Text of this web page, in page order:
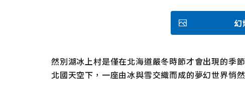
然別湖冰上村是僅在北海道嚴冬時節才會出現的季
北國天空下，一座由冰與雪交織而成的夢幻世界悄
幻